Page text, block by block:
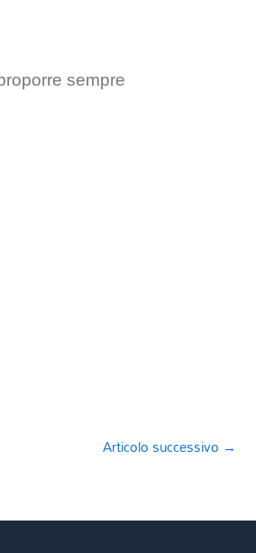
sempre
Articolo successivo →